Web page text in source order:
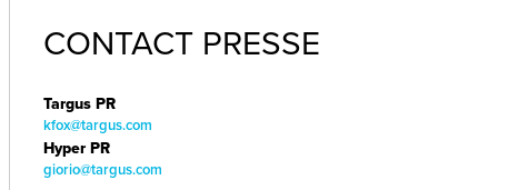
CONTACT PRESSE
Targus PR
kfox@targus.com
Hyper PR
giorio@targus.com